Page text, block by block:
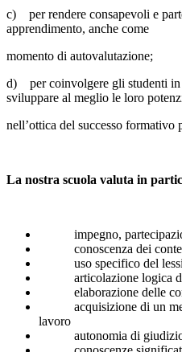
c) per rendere consapevoli e
apprendimento, anche come
momento di autovalutazione;
d) per coinvolgere gli studenti in
sviluppare al meglio le loro
nell’ottica del successo formativo
La nostra scuola valuta in
impegno,
conoscenza dei
uso specifico del
articolazione logica
elaborazione delle
acquisizione di un
lavoro
autonomia di